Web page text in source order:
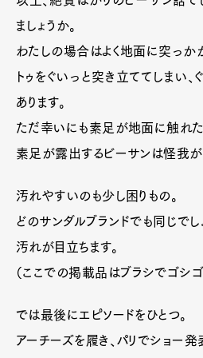
ましょうか。
わたしの場合はよく地面に突っかか
トゥをぐいっと突き立ててしまい、
あります。
ただ幸いにも素足が地面に触れた
素足が露出するビーサンは怪我が
汚れやすいのも少し困りもの。
どのサンダルブランドでも同じで
汚れが目立ちます。
（ここでの掲載品はブラシでゴシ
では最後にエピソードをひとつ。
アーチーズを履き、パリでショー発